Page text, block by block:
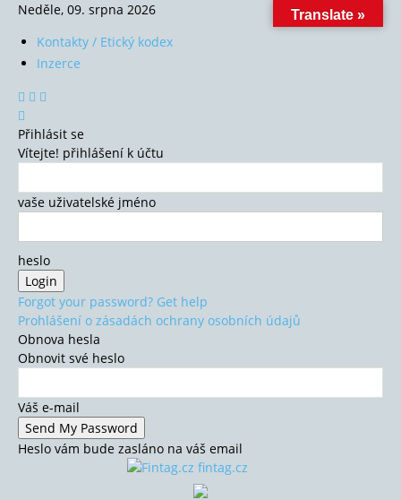
Neděle, 09. srpna 2026
Kontakty / Etický kodex
Inzerce
Přihlásit se
Vítejte! přihlášení k účtu
vaše uživatelské jméno
heslo
Forgot your password? Get help
Prohlášení o zásadách ochrany osobních údajů
Obnova hesla
Obnovit své heslo
Váš e-mail
Heslo vám bude zasláno na váš email
fintag.cz
Translate »